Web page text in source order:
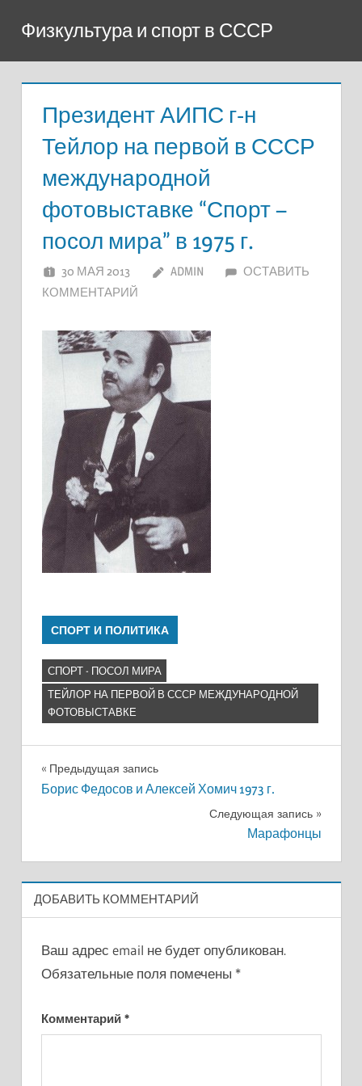
содержимому
Физкультура и спорт в СССР
Президент АИПС г-н
Тейлор на первой в СССР
международной
фотовыставке “Спорт –
посол мира” в 1975 г.
30 МАЯ 2013 ADMIN
ОСТАВИТЬ
КОММЕНТАРИЙ
СПОРТ И ПОЛИТИКА
СПОРТ - ПОСОЛ МИРА
ТЕЙЛОР НА ПЕРВОЙ В СССР МЕЖДУНАРОДНОЙ
ФОТОВЫСТАВКЕ
Навигация
по
Предыдущая запись
Борис Федосов и Алексей Хомич 1973 г.
Следующая запись
Марафонцы
ДОБАВИТЬ КОММЕНТАРИЙ
Ваш адрес email не будет опубликован.
Обязательные поля помечены *
Комментарий *